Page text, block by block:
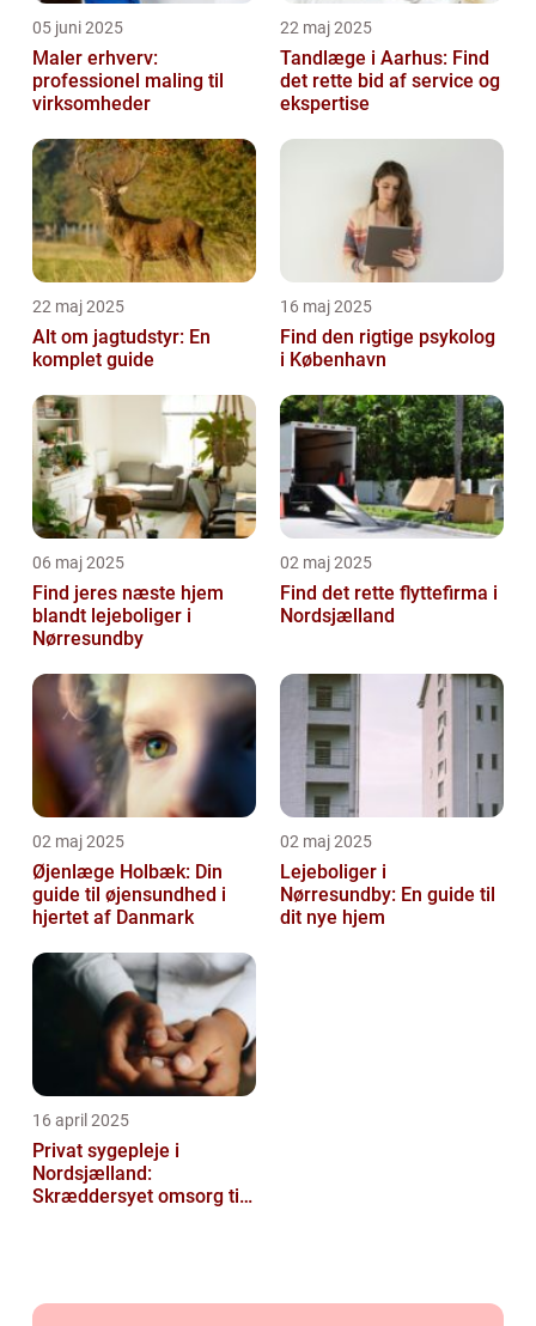
05 juni 2025
Maler erhverv:
professionel maling til
virksomheder
22 maj 2025
Tandlæge i Aarhus: Find
det rette bid af service og
ekspertise
22 maj 2025
Alt om jagtudstyr: En
komplet guide
16 maj 2025
Find den rigtige psykolog
i København
06 maj 2025
Find jeres næste hjem
blandt lejeboliger i
Nørresundby
02 maj 2025
Find det rette flyttefirma i
Nordsjælland
02 maj 2025
Øjenlæge Holbæk: Din
guide til øjensundhed i
hjertet af Danmark
02 maj 2025
Lejeboliger i
Nørresundby: En guide til
dit nye hjem
16 april 2025
Privat sygepleje i
Nordsjælland:
Skræddersyet omsorg til